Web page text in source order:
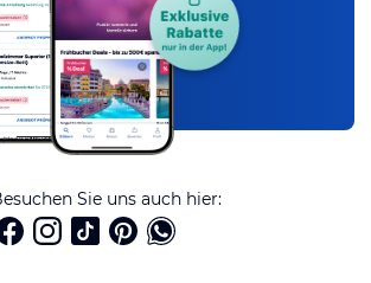
Sie uns auch hier: